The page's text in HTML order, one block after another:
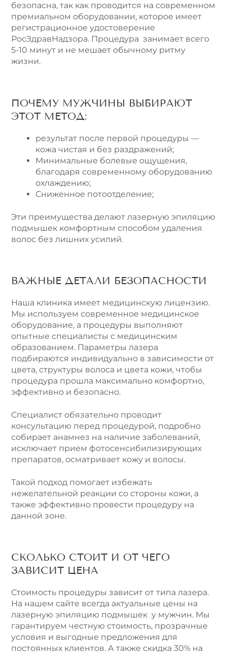
безопасна, так как проводится на современном
премиальном оборудовании, которое имеет
регистрационное удостоверение
РосЗдравНадзора. Процедура занимает всего
5-10 минут и не мешает обычному ритму
жизни.
ПОЧЕМУ МУЖЧИНЫ ВЫБИРАЮТ
ЭТОТ МЕТОД:
результат после первой процедуры —
кожа чистая и без раздражений;
Минимальные болевые ощущения,
благодаря современному оборудованию
охлаждению;
Сниженное потоотделение;
Эти преимущества делают лазерную эпиляцию
подмышек комфортным способом удаления
волос без лишних усилий.
ВАЖНЫЕ ДЕТАЛИ БЕЗОПАСНОСТИ
Наша клиника имеет медицинскую лицензию.
Мы используем современное медицинское
оборудование, а процедуры выполняют
опытные специалисты с медицинским
образованием. Параметры лазера
подбираются индивидуально в зависимости от
цвета, структуры волоса и цвета кожи, чтобы
процедура прошла максимально комфортно,
эффективно и безопасно.
Специалист обязательно проводит
консультацию перед процедурой, подробно
собирает анамнез на наличие заболеваний,
исключает прием фотосенсибилизирующих
препаратов, осматривает кожу и волосы.
Такой подход помогает избежать
нежелательной реакции со стороны кожи, а
также эффективно провести процедуру на
данной зоне.
СКОЛЬКО СТОИТ И ОТ ЧЕГО
ЗАВИСИТ ЦЕНА
Стоимость процедуры зависит от типа лазера.
На нашем сайте всегда актуальные цены на
лазерную эпиляцию подмышек у мужчин. Мы
гарантируем честную стоимость, прозрачные
условия и выгодные предложения для
постоянных клиентов. А также скидка 30% на